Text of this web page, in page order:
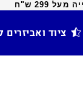
299 ש"ח
ציוד ואביזרים